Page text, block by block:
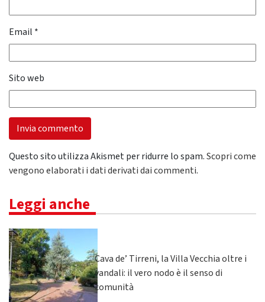
Email *
Sito web
Questo sito utilizza Akismet per ridurre lo spam.Scopri come
vengono elaborati i dati derivati dai commenti.
Leggi anche
Cava de’ Tirreni, la Villa Vecchia oltre i
vandali: il vero nodo è il senso di
comunità